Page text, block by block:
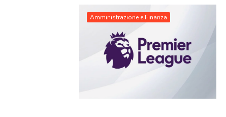
Amministrazione e Finanza